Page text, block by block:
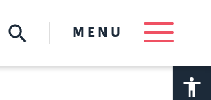
MENU
A A